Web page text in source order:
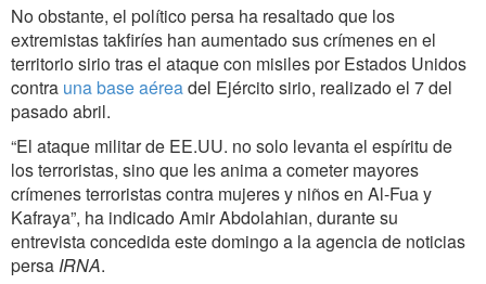
No obstante, el político persa ha resaltado que los
extremistas takfiríes han aumentado sus crímenes en el
territorio sirio tras el ataque con misiles por Estados Unidos
contra una base aéreadel Ejército sirio, realizado el 7 del
pasado abril.
“El ataque militar de EE.UU. no solo levanta el espíritu de
los terroristas, sino que les anima a cometer mayores
crímenes terroristas contra mujeres y niños en Al-Fua y
Kafraya”, ha indicado Amir Abdolahian, durante su
entrevista concedida este domingo a la agencia de noticias
persa IRNA.